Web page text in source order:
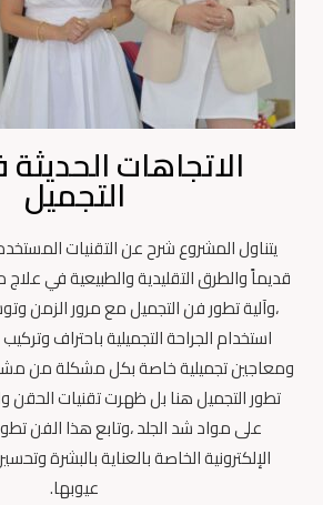
الاتجاهات
التجميل
يتناول المشروع شرح عن التقنيات
قديماً والطرق التقليدية والطبيعية في علاج
،وآلية تطور فن التجميل مع مرور الزمن
استخدام الجراحة التجميلية باحتراف
ومعاجين تجميلية خاصة بكل مشكلة من
تطور التجميل هنا بل ظهرت تقنيات الحقن
على مواد شد الجلد ،وتابع هذا الفن
الإلكترونية الخاصة بالعناية بالبشرة
عيوبها.